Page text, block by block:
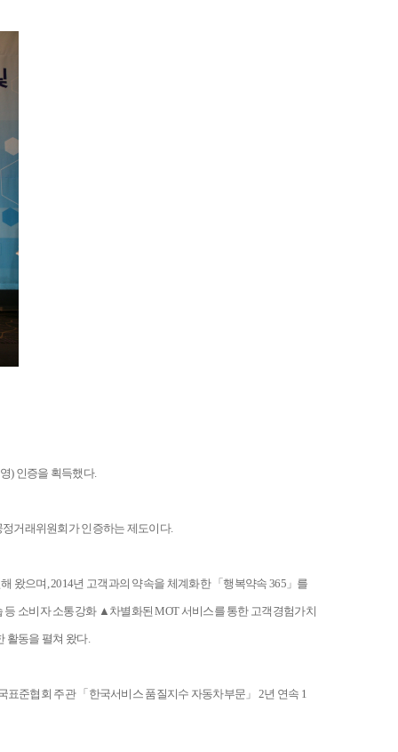
) 인증을 획득했다.
거래위원회가 인증하는 제도이다.
왔으며, 2014년 고객과의 약속을 체계화한 「행복약속 365」를
소비자 소통강화 ▲차별화된 MOT 서비스를 통한 고객경험가치
활동을 펼쳐 왔다.
준협회 주관 「한국서비스 품질지수 자동차부문」 2년 연속 1